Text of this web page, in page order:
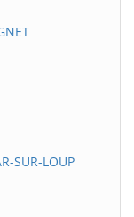
SUR-LOUP